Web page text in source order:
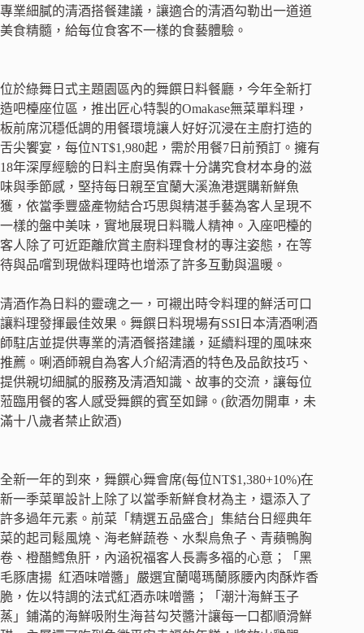
專業細膩的清酒搭餐建議，讓適合的清酒勾勒出一道道
美食精髓，給每位食客不一樣的食藝體驗。
位於綠舞日式主題園區內的舞饌日料餐廳，今年全新打
造吧檯座位區，推出匠心特製的Omakase無菜單料理，
板前席沉穩低調的用餐環境讓人好好沉浸在主廚打造的
舌尖饗宴，每位NT$1,980起，需於用餐7日前預訂。擁有
18年深厚經驗的日料主廚吳侑霖十分講究食材本身的滋
味與季節感，堅持每日親至宜蘭大溪漁港選購新鮮魚
獲，依當季豐盛產物結合巧思與精湛手藝為客人呈現不
一樣的盤中美味，實地展現日料職人精神。入座吧檯的
客人除了可近距離欣賞主廚料理食材的專注姿態，在等
待與品嚐到現做料理時也增添了許多互動與溫暖。
清酒作為日料的靈魂之一，可襯出時令料理的鮮活可口
讓料理發揮最佳效果。舞饌日料現場有SSI日本清酒唎酒
師駐店並提供專業的清酒餐搭建議，延續料理的風味來
推薦。唎酒師親自為客人介紹清酒的特色及品飲技巧、
提供親切細膩的服務及清酒知識、故事的交流，讓每位
蒞臨用餐的客人感受舞饌的賓至如歸。(飲酒勿開車，未
滿十八歲者禁止飲酒)
全新一年的到來，舞饌心舞會席(每位NT$1,380+10%)在
新一季菜單設計上除了以當季新鮮食材為主，還添入了
許多過年元素。前菜「精選五品盛合」集結台日經典年
菜的起司鬆風燒、海老鮮蔬卷、水梨烏魚子、青蘋鴨胸
卷、橙醋鱈魚肝，內涵祝福客人長壽多福的心意；「黑
毛豚唐揚 紅酒味噌醬」嚴選宜蘭噶瑪蘭豚腰內肉酥炸香
脆，佐以特調的法式紅酒赤味噌醬；「潮汁海鮮玉子
蒸」鋪滿的海鮮吸附生海苔勾芡醬汁讓每一口都順滑鮮